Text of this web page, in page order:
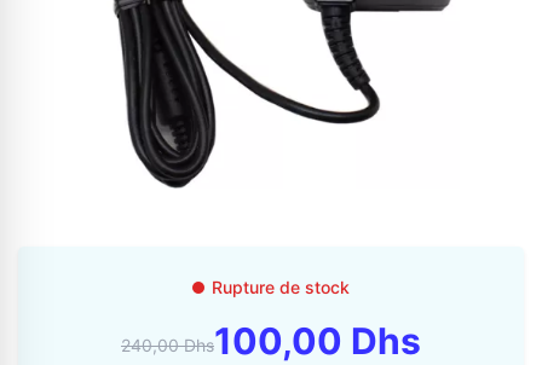
Appelez-nous au
06 37 08 07 06
06 36 88 27 81Rupture de stock
240,00 Dhs100,00 Dhs